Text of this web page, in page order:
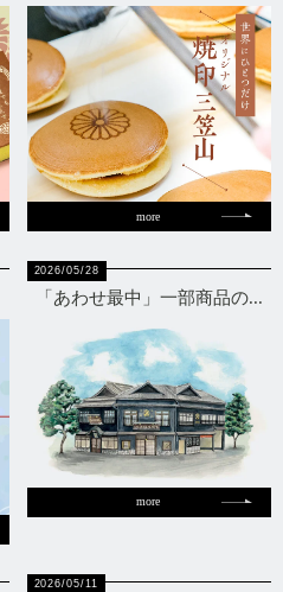
more
2026/05/28
「あわせ最中」一部商品の...
more
2026/05/11